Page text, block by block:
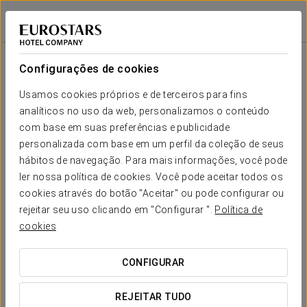
Configurações de cookies
Usamos cookies próprios e de terceiros para fins
analíticos no uso da web, personalizamos o conteúdo
com base em suas preferências e publicidade
personalizada com base em um perfil da coleção de seus
hábitos de navegação. Para mais informações, você pode
ler nossa política de cookies. Você pode aceitar todos os
cookies através do botão "Aceitar" ou pode configurar ou
rejeitar seu uso clicando em "Configurar ". Política de
cookies
CONFIGURAR
REJEITAR TUDO
Áurea Ana Palace Hotel
BUDAPESTE
Seu evento em
SOLICITAR ORÇAMENTO
Sala
U
Buda
34 m
x m
altura
6 15 12 10 10 12
Pest
75 m
altura
18 50 40 30 24 50
Danube 1
23 m
altura
Danube 2
25 12 14